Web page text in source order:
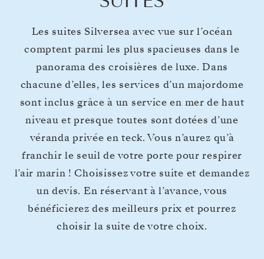
Les suites Silversea avec vue sur l’océan
comptent parmi les plus spacieuses dans le
panorama des croisières de luxe. Dans
chacune d’elles, les services d’un majordome
sont inclus grâce à un service en mer de haut
niveau et presque toutes sont dotées d’une
véranda privée en teck. Vous n’aurez qu’à
franchir le seuil de votre porte pour respirer
l’air marin ! Choisissez votre suite et demandez
un devis. En réservant à l’avance, vous
bénéficierez des meilleurs prix et pourrez
choisir la suite de votre choix.